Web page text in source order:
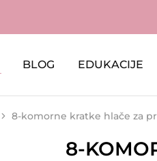
BLOG EDUKACIJE
8-komorne kratke hlače za
8-